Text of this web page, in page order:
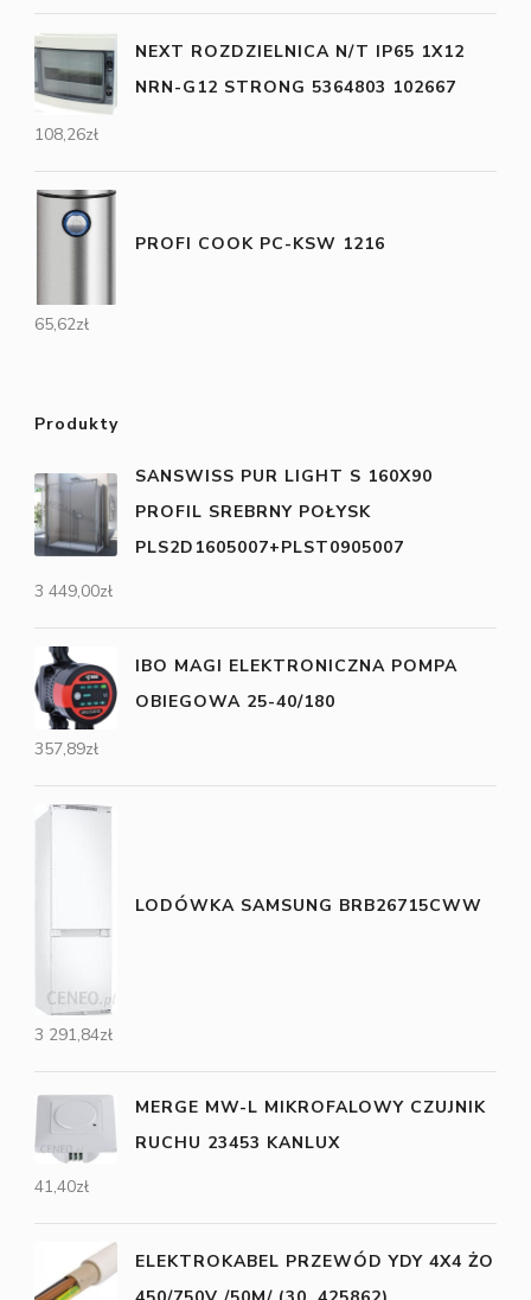
NEXT ROZDZIELNICA N/T IP65 1X12
NRN-G12 STRONG 5364803 102667
108,26zł
PROFI COOK PC-KSW 1216
65,62zł
Produkty
SANSWISS PUR LIGHT S 160X90
PROFIL SREBRNY POŁYSK
PLS2D1605007+PLST0905007
3 449,00zł
IBO MAGI ELEKTRONICZNA POMPA
OBIEGOWA 25-40/180
357,89zł
LODÓWKA SAMSUNG BRB26715CWW
3 291,84zł
MERGE MW-L MIKROFALOWY CZUJNIK
RUCHU 23453 KANLUX
41,40zł
ELEKTROKABEL PRZEWÓD YDY 4X4 ŻO